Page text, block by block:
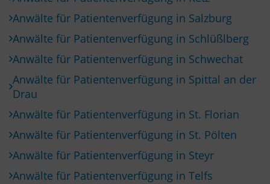
Anwälte für Patientenverfügung in Salzburg
Anwälte für Patientenverfügung in Schlüßlberg
Anwälte für Patientenverfügung in Schwechat
Anwälte für Patientenverfügung in Spittal an der
Drau
Anwälte für Patientenverfügung in St. Florian
Anwälte für Patientenverfügung in St. Pölten
Anwälte für Patientenverfügung in Steyr
Anwälte für Patientenverfügung in Telfs